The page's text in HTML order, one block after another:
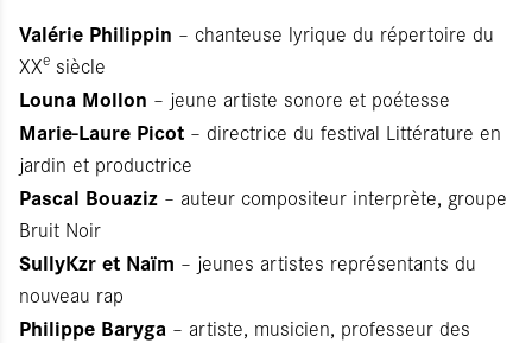
Valérie Philippin – chanteuse lyrique du répertoire du
XXe siècle
Louna Mollon – jeune artiste sonore et poétesse
Marie-Laure Picot – directrice du festival Littérature en
jardin et productrice
Pascal Bouaziz – auteur compositeur interprète, groupe
Bruit Noir
SullyKzr et Naïm – jeunes artistes représentants du
nouveau rap
Philippe Baryga – artiste, musicien, professeur des